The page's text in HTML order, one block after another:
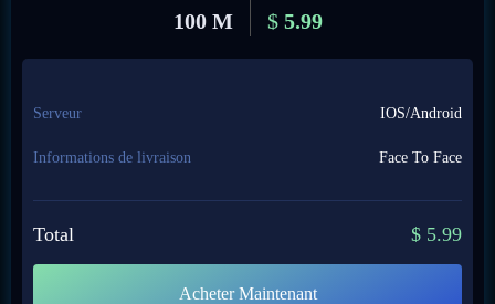
100 M $ 5.99
Serveur IOS/Android
Informations de livraison Face To Face
Total $ 5.99
Acheter Maintenant